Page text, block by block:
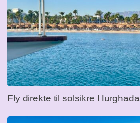
Fly direkte til solsikre Hurghada